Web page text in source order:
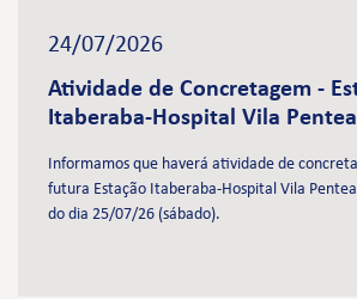
24/07/2026
Atividade de Concretagem -
Itaberaba-Hospital Vila
Informamos que haverá atividade de
futura Estação Itaberaba-Hospital Vila
do dia 25/07/26 (sábado).